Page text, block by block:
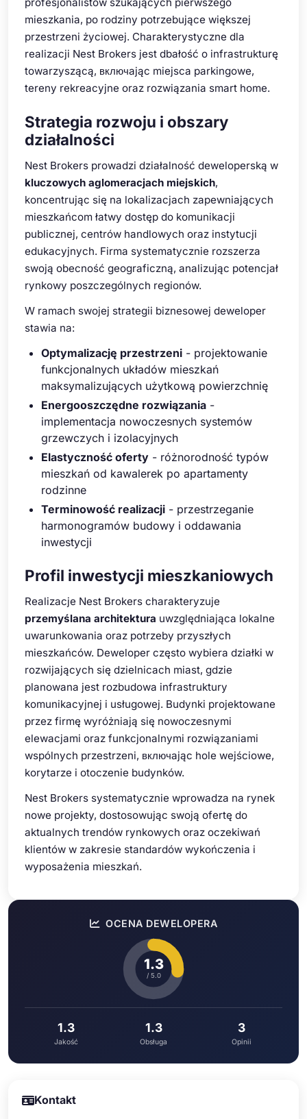
mieszkania, po rodziny potrzebujące większej
przestrzeni życiowej. Charakterystyczne dla
realizacji Nest Brokers jest dbałość o infrastrukturę
towarzyszącą, включając miejsca parkingowe,
tereny rekreacyjne oraz rozwiązania smart home.
Strategia rozwoju i obszary
działalności
Nest Brokers prowadzi działalność deweloperską w
kluczowych aglomeracjach miejskich,
koncentrując się na lokalizacjach zapewniających
mieszkańcom łatwy dostęp do komunikacji
publicznej, centrów handlowych oraz instytucji
edukacyjnych. Firma systematycznie rozszerza
swoją obecność geograficzną, analizując potencjał
rynkowy poszczególnych regionów.
W ramach swojej strategii biznesowej deweloper
stawia na:
Optymalizację przestrzeni - projektowanie
funkcjonalnych układów mieszkań
maksymalizujących użytkową powierzchnię
Energooszczędne rozwiązania -
implementacja nowoczesnych systemów
grzewczych i izolacyjnych
Elastyczność oferty - różnorodność typów
mieszkań od kawalerek po apartamenty
rodzinne
Terminowość realizacji - przestrzeganie
harmonogramów budowy i oddawania
inwestycji
Profil inwestycji mieszkaniowych
Realizacje Nest Brokers charakteryzuje
przemyślana architektura uwzględniająca lokalne
uwarunkowania oraz potrzeby przyszłych
mieszkańców. Deweloper często wybiera działki w
rozwijających się dzielnicach miast, gdzie
planowana jest rozbudowa infrastruktury
komunikacyjnej i usługowej. Budynki projektowane
przez firmę wyróżniają się nowoczesnymi
elewacjami oraz funkcjonalnymi rozwiązaniami
wspólnych przestrzeni, включając hole wejściowe,
korytarze i otoczenie budynków.
Nest Brokers systematycznie wprowadza na rynek
nowe projekty, dostosowując swoją ofertę do
aktualnych trendów rynkowych oraz oczekiwań
klientów w zakresie standardów wykończenia i
wyposażenia mieszkań.
OCENA DEWELOPERA
1.3
/ 5.0
1.3
Jakość
1.3
Obsługa
3
Opinii
Kontakt